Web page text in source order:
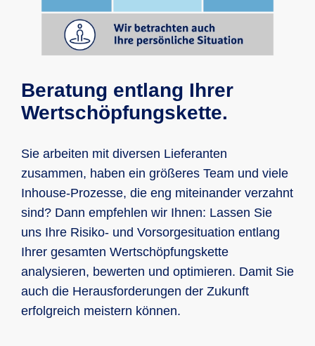
Beratung entlang Ihrer
Wertschöpfungskette.
Sie arbeiten mit diversen Lieferanten
zusammen, haben ein größeres Team und viele
Inhouse-Prozesse, die eng miteinander verzahnt
sind? Dann empfehlen wir Ihnen: Lassen Sie
uns Ihre Risiko- und Vorsorgesituation entlang
Ihrer gesamten Wertschöpfungskette
analysieren, bewerten und optimieren. Damit Sie
auch die Herausforderungen der Zukunft
erfolgreich meistern können.